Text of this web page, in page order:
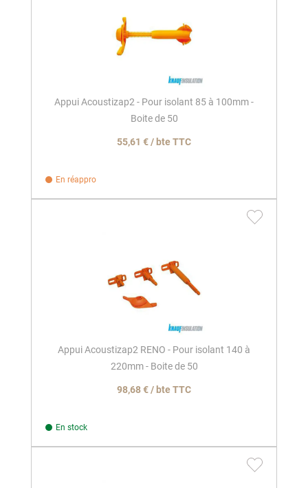
Appui Acoustizap2 - Pour isolant 85 à 100mm -
Boite de 50
55,61 € / bte TTC
En réappro
Appui Acoustizap2 RENO - Pour isolant 140 à
220mm - Boite de 50
98,68 € / bte TTC
En stock